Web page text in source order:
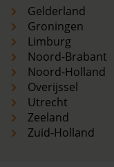
Gelderland
Groningen
Limburg
Noord-Brabant
Noord-Holland
Overijssel
Utrecht
Zeeland
Zuid-Holland